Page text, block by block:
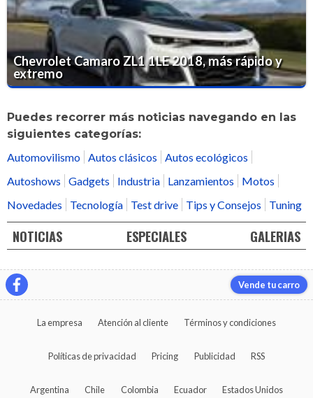
Chevrolet Camaro ZL1 1LE 2018, más rápido y
extremo
Puedes recorrer más noticias navegando en las
siguientes categorías:
Automovilismo Autos clásicos
Autos ecológicos
Autoshows
Gadgets Industria Lanzamientos
Motos
Novedades
Tecnología Test drive Tips y Consejos Tuning
NOTICIAS ESPECIALES GALERIAS
Vende tu carro
La empresa Atención al cliente Términos y condiciones
Políticas de privacidad Pricing Publicidad RSS
Argentina Chile Colombia Ecuador Estados Unidos